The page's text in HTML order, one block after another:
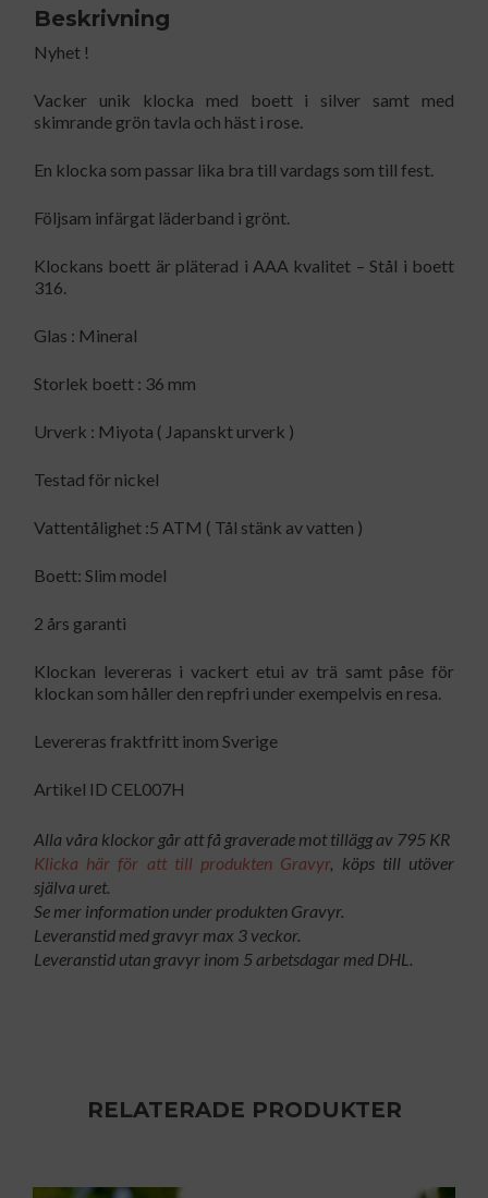
Beskrivning
Nyhet !
Vacker unik klocka med boett i silver samt med
skimrande grön tavla och häst i rose.
En klocka som passar lika bra till vardags som till fest.
Följsam infärgat läderband i grönt.
Klockans boett är pläterad i AAA kvalitet – Stål i boett
316.
Glas : Mineral
Storlek boett : 36 mm
Urverk : Miyota ( Japanskt urverk )
Testad för nickel
Vattentålighet :5 ATM ( Tål stänk av vatten )
Boett: Slim model
2 års garanti
Klockan levereras i vackert etui av trä samt påse för
klockan som håller den repfri under exempelvis en resa.
Levereras fraktfritt inom Sverige
Artikel ID CEL007H
Alla våra klockor går att få graverade mot tillägg av 795 KR
Klicka här för att till produkten Gravyr, köps till utöver
själva uret.
Se mer information under produkten Gravyr.
Leveranstid med gravyr max 3 veckor.
Leveranstid utan gravyr inom 5 arbetsdagar med DHL.
RELATERADE PRODUKTER